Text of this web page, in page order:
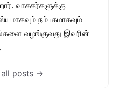
வாசகர்களுக்கு
நம்பகமாகவும்
வழங்குவது இவரின்
all posts →